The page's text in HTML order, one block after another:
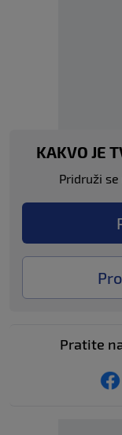
KAKVO JE
Pridruži
Pratite